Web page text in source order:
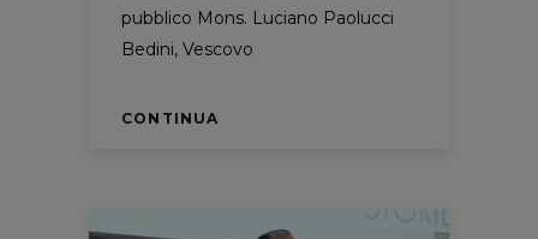
pubblico Mons. Luciano Paolucci
Bedini, Vescovo
CONTINUA